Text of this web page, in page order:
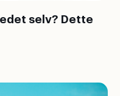
selv? Dette